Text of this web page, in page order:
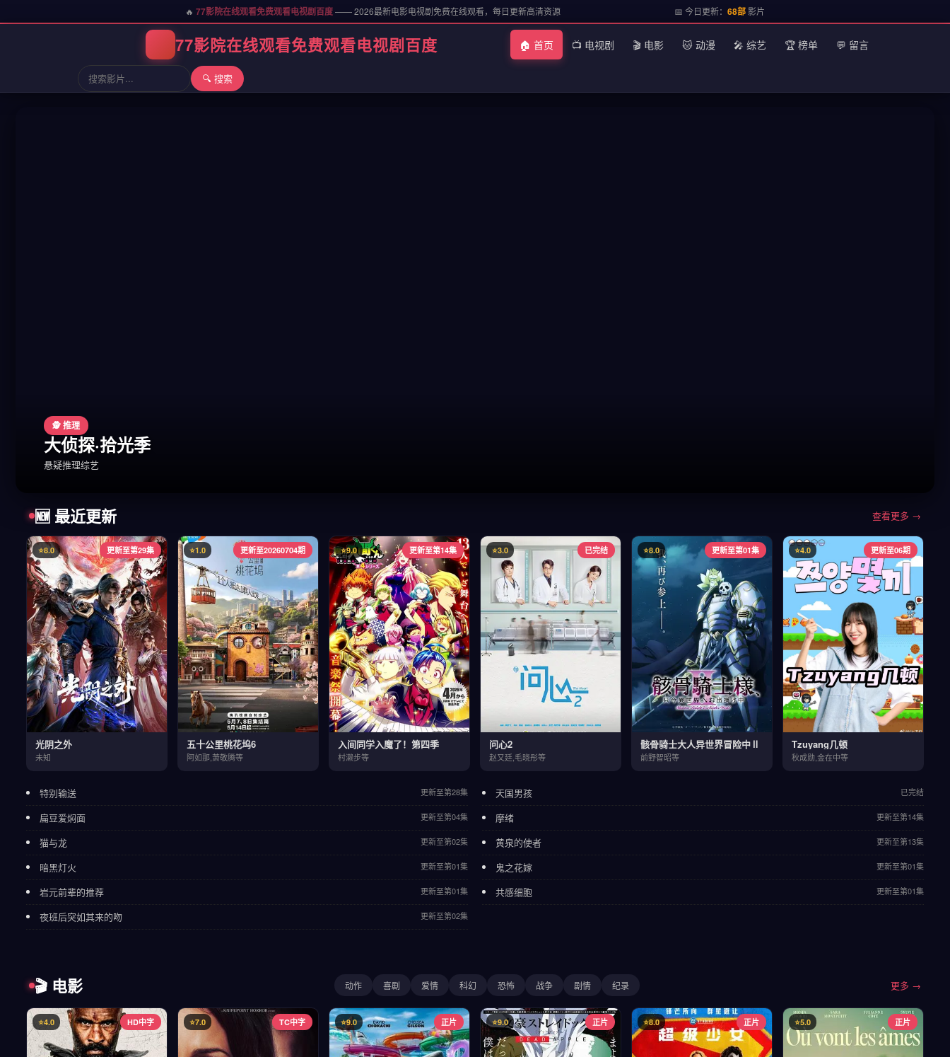
🔥77影院在线观看免费观看电视剧百度—— 2026最新电影电视剧免费在线观看，每日更新高清资源 📅 今日更新： 68部影片
77影院在线观看免费观看电视剧百度 🏠 首页 📺 电视剧 🎬 电影 🐱 动漫 🎤 综艺 🏆 榜单 💬 留言
🔍 搜索
🕵️ 推理
大侦探·拾光季
悬疑推理综艺
🆕 最近更新 查看更多 →
⭐8.0 更新至第29集
光阴之外
未知
⭐1.0 更新至20260704期
五十公里桃花坞6
阿如那,萧敬腾等
⭐9.0 更新至第14集
入间同学入魔了！第四季
村濑步等
⭐3.0 已完结
问心2
赵又廷,毛晓彤等
⭐8.0 更新至第01集
骸骨骑士大人异世界冒险中Ⅱ
前野智昭等
⭐4.0 更新至06期
Tzuyang几顿
秋成勋,金在中等
特别输送 更新至第28集
扁豆爱焖面 更新至第04集
猫与龙 更新至第02集
暗黑灯火 更新至第01集
岩元前辈的推荐 更新至第01集
夜班后突如其来的吻 更新至第02集
天国男孩 已完结
摩绪 更新至第14集
黄泉的使者 更新至第13集
鬼之花嫁 更新至第01集
共感细胞 更新至第01集
🎬 电影 动作 喜剧 爱情 科幻 恐怖 战争 剧情 纪录 更多 →
⭐4.0 HD中字 ⭐7.0 TC中字 ⭐9.0 正片 ⭐9.0 正片 ⭐8.0 正片 ⭐5.0 正片